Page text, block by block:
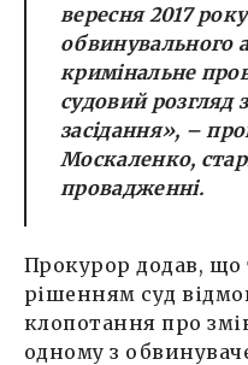
вересня 2017
обвинувального
кримінальне
судовий розгляд
засідання», –
Москаленко,
провадженні.
Прокурор додав,
рішенням суд
клопотання про
одному з